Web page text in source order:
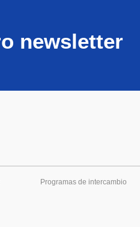
newsletter
Programas de intercambio